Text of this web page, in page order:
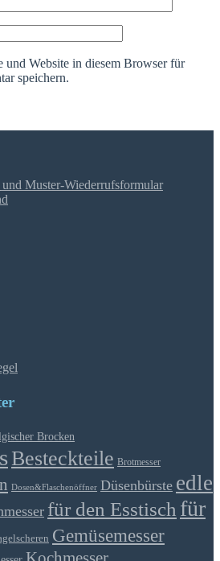
und Website in diesem Browser für
speichern.
Muster-Wiederrufsformular
Brocken
Besteckteile Brotmesser
Dosen&Flaschenöffner Düsenbürste edle
für den Esstisch für
Gemüsemesser